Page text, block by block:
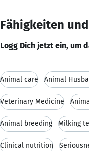
Fähigkeiten
Logg Dich jetzt ein, um
Animal care Animal
Veterinary Medicine
Animal breeding Milking
Clinical nutrition